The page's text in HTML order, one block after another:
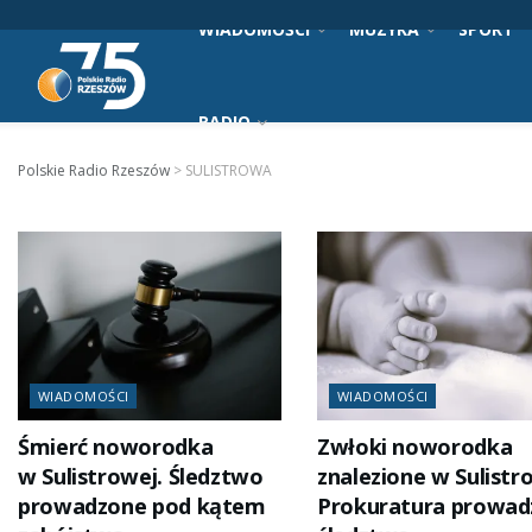
WIADOMOŚCI MUZYKA SPORT
RADIO
Polskie Radio Rzeszów > SULISTROWA
WIADOMOŚCI
Śmierć noworodka
w Sulistrowej. Śledztwo
prowadzone pod kątem
WIADOMOŚCI
Zwłoki noworodka
znalezione w
Prokuratura